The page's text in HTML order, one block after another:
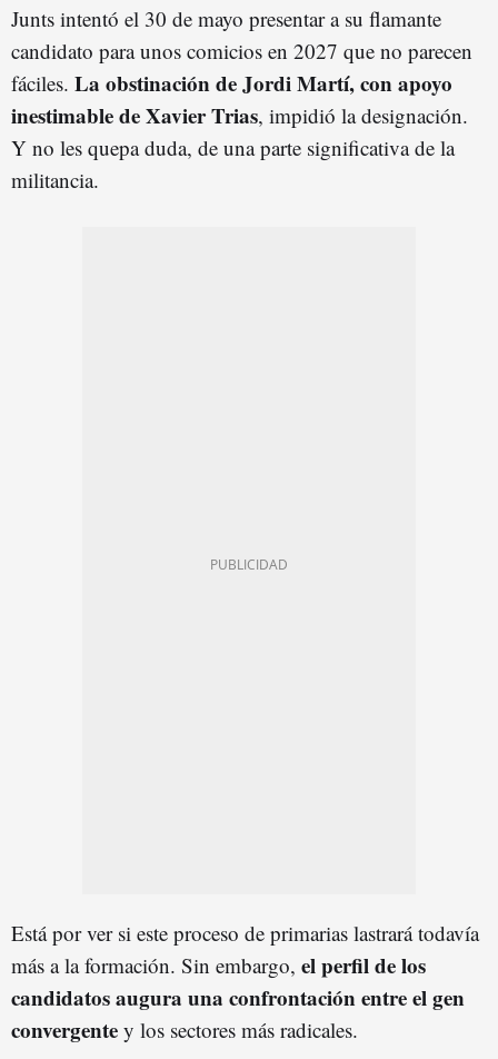
Junts intentó el 30 de mayo presentar a su flamante
candidato para unos comicios en 2027 que no parecen
fáciles. La obstinación de Jordi Martí, con apoyo
inestimable de Xavier Trias, impidió la designación.
Y no les quepa duda, de una parte significativa de la
militancia.
Está por ver si este proceso de primarias lastrará todavía
más a la formación. Sin embargo, el perfil de los
candidatos augura una confrontación entre el gen
convergente y los sectores más radicales.